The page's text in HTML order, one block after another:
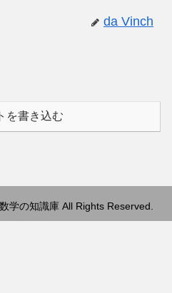
da Vinch
を書き込む
学の知識庫 All Rights Reserved.